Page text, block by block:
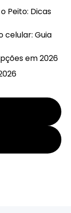
Peito: Dicas
celular: Guia
em 2026